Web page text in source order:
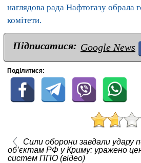
наглядова рада Нафтогазу обрала
комітети.
Підписатися: Google News
Поділитися:
Сили оборони завдали удару
об’єктам РФ у Криму: уражено
систем ППО (відео)